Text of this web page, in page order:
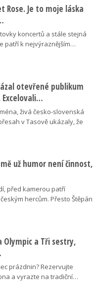
Rose. Je to moje láska
koncertů a stále stejná
patří k nejvýraznějším…
otevřené publikum
živá česko-slovenská
v Tasově ukázaly, že
už humor není činnost,
před kamerou patří
hercům. Přesto Štěpán
Olympic a Tři sestry,
prázdnin? Rezervujte
a vyrazte na tradiční…